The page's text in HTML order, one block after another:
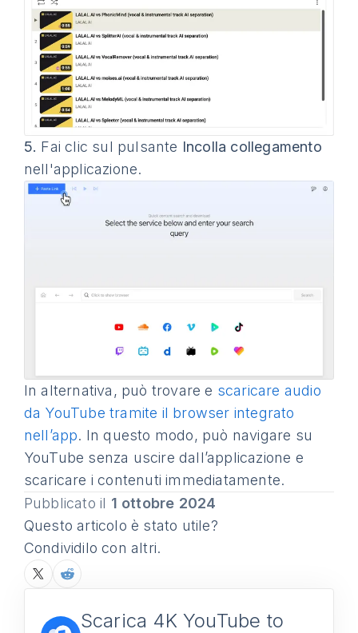
5. Fai clic sul pulsante Incolla collegamento
nell'applicazione.
In alternativa, può trovare e scaricare audio
da YouTube tramite il browser integrato
nell’app. In questo modo, può navigare su
YouTube senza uscire dall’applicazione e
scaricare i contenuti immediatamente.
Pubblicato il 1 ottobre 2024
Questo articolo è stato utile?
Condividilo con altri.
Scarica 4K YouTube to